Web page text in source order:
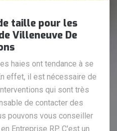
taille pour les
Villeneuve De
haies ont tendance à se
effet, il est nécessaire de
qui sont très
de contacter des
pouvons vous conseiller
Entreprise RP. C'est un